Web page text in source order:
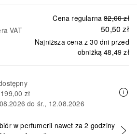
Cena regularna 82,00 zł
50,50 zł
Najniższa cena z 30 dni przed
obniżką 48,49 zł
VAT
199,00 zł
do śr., 12.08.2026
w perfumerii nawet za 2 godziny